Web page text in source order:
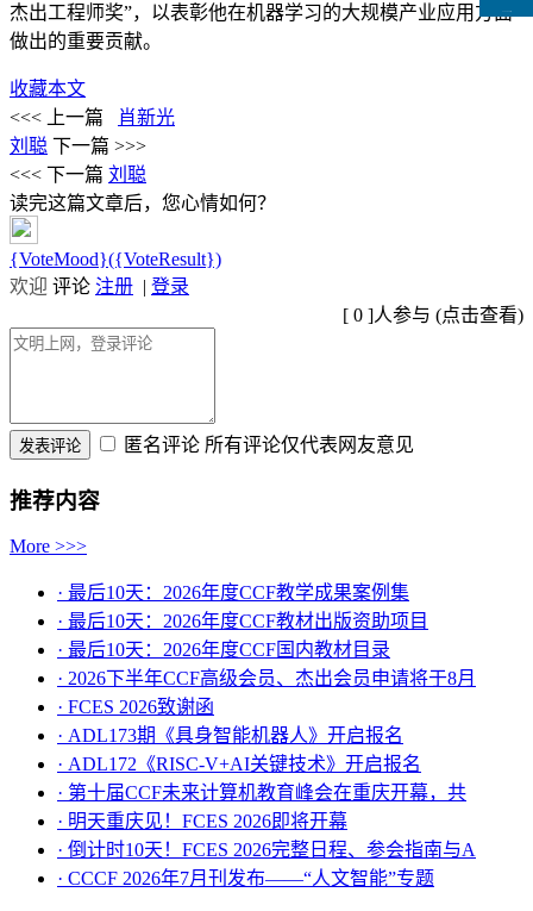
杰出工程师奖”，以表彰他在机器学习的大规模产业应用方面
做出的重要贡献。
收藏本文
<<< 上一篇
肖新光
刘聪 下一篇 >>>
<<< 下一篇 刘聪
读完这篇文章后，您心情如何？
{VoteMood}({VoteResult})
欢迎 评论 注册 | 登录
[ 0 ]人参与 (点击查看)
匿名评论 所有评论仅代表网友意见
推荐内容
More >>>
· 最后10天：2026年度CCF教学成果案例集
· 最后10天：2026年度CCF教材出版资助项目
· 最后10天：2026年度CCF国内教材目录
· 2026下半年CCF高级会员、杰出会员申请将于8月
· FCES 2026致谢函
· ADL173期《具身智能机器人》开启报名
· ADL172《RISC-V+AI关键技术》开启报名
· 第十届CCF未来计算机教育峰会在重庆开幕，共
· ​明天重庆见！FCES 2026即将开幕
· 倒计时10天！FCES 2026完整日程、参会指南与A
· CCCF 2026年7月刊发布——“人文智能”专题